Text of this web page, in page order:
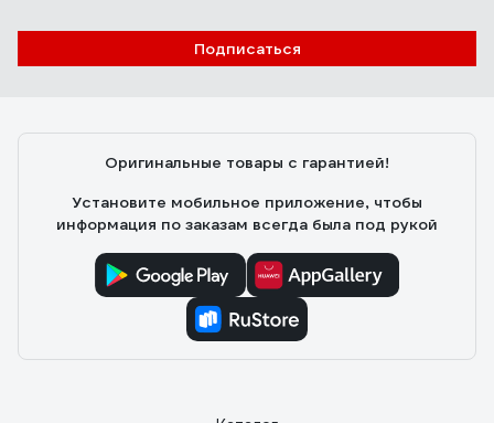
Подписаться
Оригинальные товары с гарантией!
Установите мобильное приложение, чтобы
информация по заказам всегда была под рукой